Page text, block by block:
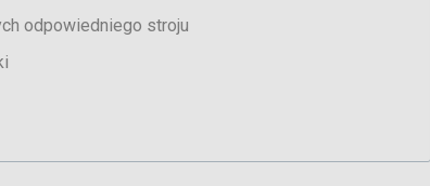
odpowiedniego stroju